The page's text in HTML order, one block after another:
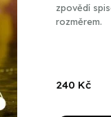
zpovědí
rozměrem.
240 Kč